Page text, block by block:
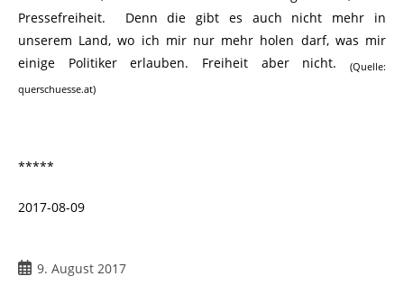
Pressefreiheit. Denn die gibt es auch nicht mehr in
unserem Land, wo ich mir nur mehr holen darf, was mir
einige Politiker erlauben. Freiheit aber nicht.
(Quelle:
querschuesse.at)
*****
2017-08-09
9. August 2017